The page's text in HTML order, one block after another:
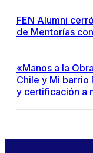
FEN Alumni
de Mentorías
«Manos a la
Chile y Mi barrio
y certificación a